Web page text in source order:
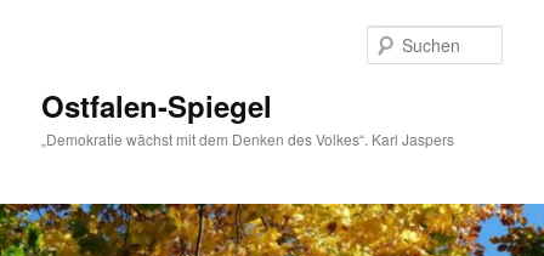
Ostfalen-Spiegel
„Demokratie wächst mit dem Denken des Volkes“. Karl Jaspers